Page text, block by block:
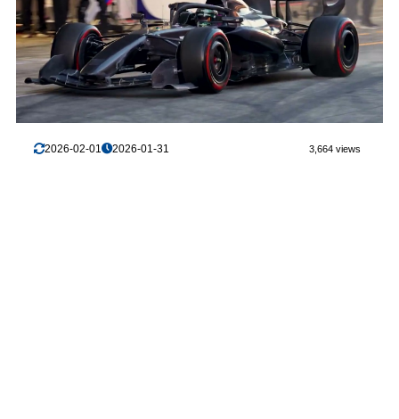
2026-02-01 2026-01-31 3,664 views